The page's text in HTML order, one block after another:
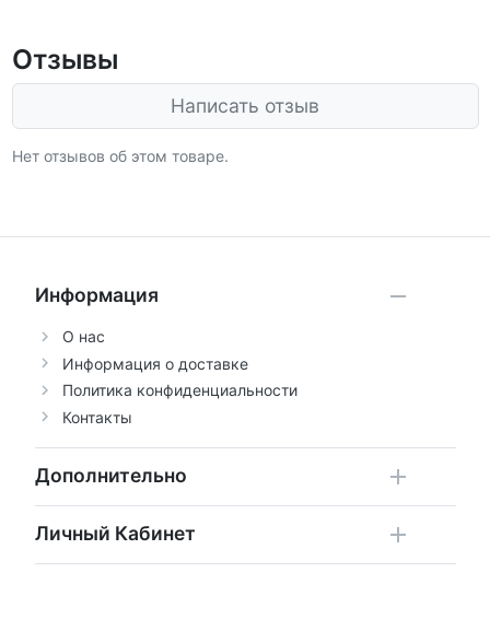
Отзывы
Написать отзыв
Нет отзывов об этом товаре.
Информация
О нас
Информация о доставке
Политика конфиденциальности
Контакты
Дополнительно
Личный Кабинет